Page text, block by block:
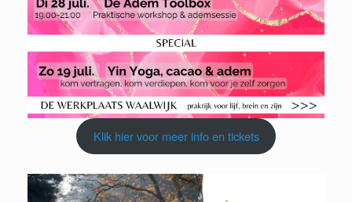
Klik hier voor meer info en tickets